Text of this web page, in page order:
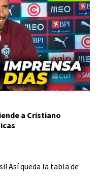
a Cristiano